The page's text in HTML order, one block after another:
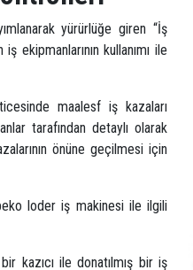
yürürlüğe giren “İş
ekipmanlarının kullanımı ile
maalesf iş kazaları
tarafından detaylı olarak
önüne geçilmesi için
loder iş makinesi ile ilgili
kazıcı ile donatılmış bir iş